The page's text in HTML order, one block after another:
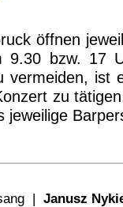
öffnen
9.30 bzw. 17
vermeiden, ist
zu
jeweilige
| Janusz